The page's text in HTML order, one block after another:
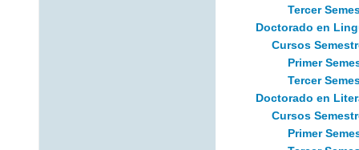
Tercer
Doctorado en
Cursos
Primer
Tercer
Doctorado en
Cursos
Primer